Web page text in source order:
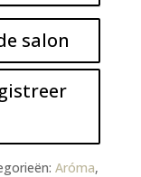
salon
Aróma,